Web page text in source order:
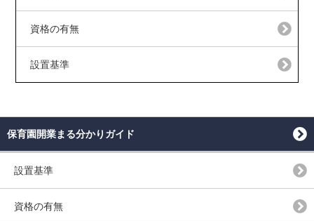
資格の有無
設置基準
保育園開業まる分かりガイド
設置基準
資格の有無